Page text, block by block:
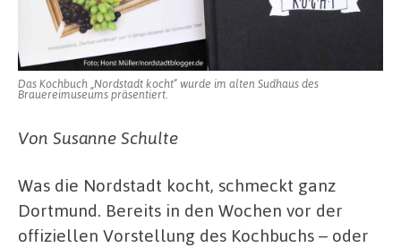
Das Kochbuch „Nordstadt kocht“ wurde im alten Sudhaus des
Brauereimuseums präsentiert.
Von Susanne Schulte
Was die Nordstadt kocht, schmeckt ganz
Dortmund. Bereits in den Wochen vor der
offiziellen Vorstellung des Kochbuchs – oder